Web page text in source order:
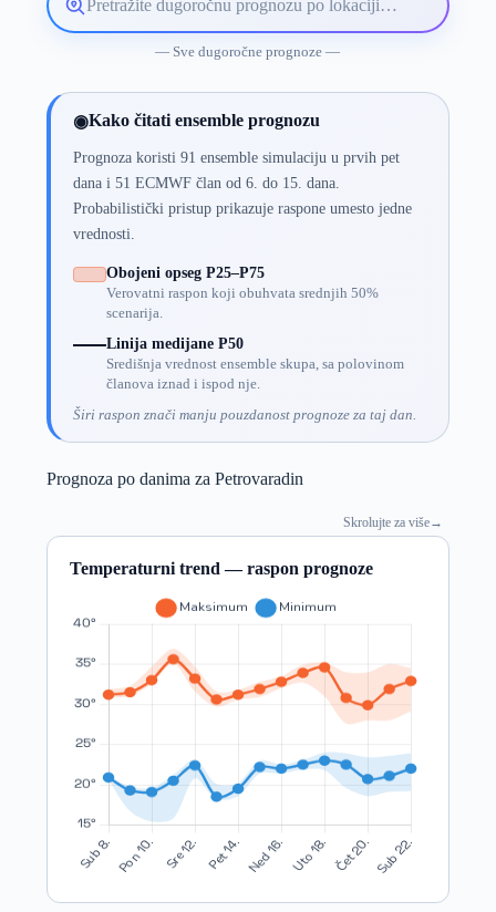
Pretražite
lokaciju
— Sve dugoročne prognoze —
◉Kako čitati ensemble prognozu
Prognoza koristi 91 ensemble simulaciju u prvih pet
dana i 51 ECMWF član od 6. do 15. dana.
Probabilistički pristup prikazuje raspone umesto jedne
vrednosti.
Obojeni opseg P25–P75
Verovatni raspon koji obuhvata srednjih 50%
scenarija.
Linija medijane P50
Središnja vrednost ensemble skupa, sa polovinom
članova iznad i ispod nje.
Širi raspon znači manju pouzdanost prognoze za taj dan.
Prognoza po danima za Petrovaradin
Skrolujte za više→
Temperaturni trend — raspon prognoze